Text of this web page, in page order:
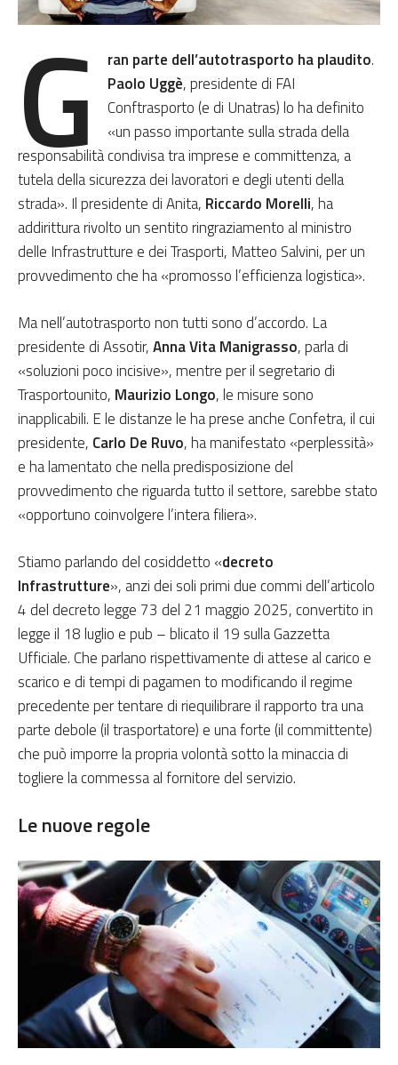
G ran parte dell’autotrasporto ha plaudito.
Paolo Uggè, presidente di FAI
Conftrasporto (e di Unatras) lo ha definito
«un passo importante sulla strada della
responsabilità condivisa tra imprese e committenza, a
tutela della sicurezza dei lavoratori e degli utenti della
strada». Il presidente di Anita, Riccardo Morelli, ha
addirittura rivolto un sentito ringraziamento al ministro
delle Infrastrutture e dei Trasporti, Matteo Salvini, per un
provvedimento che ha «promosso l’efficienza logistica».
Ma nell’autotrasporto non tutti sono d’accordo. La
presidente di Assotir,Anna Vita Manigrasso, parla di
«soluzioni poco incisive», mentre per il segretario di
Trasportounito, Maurizio Longo, le misure sono
inapplicabili. E le distanze le ha prese anche Confetra, il cui
presidente, Carlo De Ruvo, ha manifestato «perplessità»
e ha lamentato che nella predisposizione del
provvedimento che riguarda tutto il settore, sarebbe stato
«opportuno coinvolgere l’intera filiera».
Stiamo parlando del cosiddetto «decreto
Infrastrutture», anzi dei soli primi due commi dell’articolo
4 del decreto legge 73 del 21 maggio 2025, convertito in
legge il 18 luglio e pub – blicato il 19 sulla Gazzetta
Ufficiale. Che parlano rispettivamente di attese al carico e
scarico e di tempi di pagamen to modificando il regime
precedente per tentare di riequilibrare il rapporto tra una
parte debole (il trasportatore) e una forte (il committente)
che può imporre la propria volontà sotto la minaccia di
togliere la commessa al fornitore del servizio.
Le nuove regole